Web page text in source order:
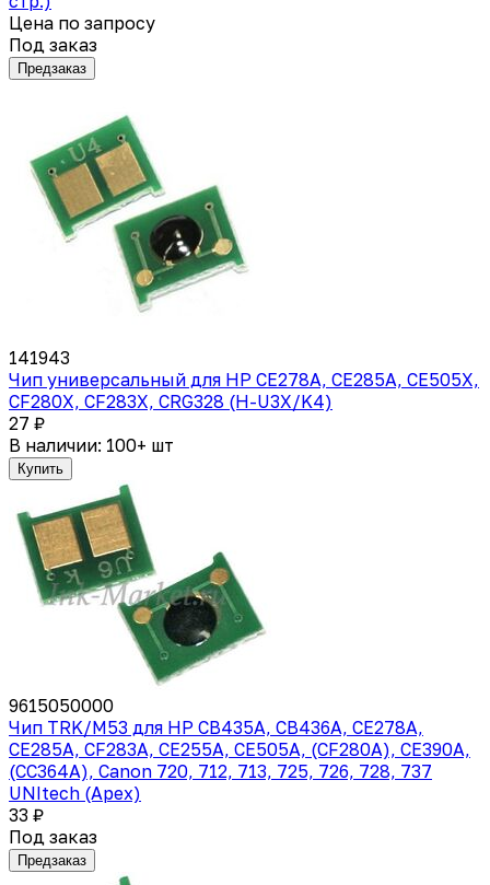
Цена по запросу
Под заказ
Предзаказ
141943
Чип универсальный для HP CE278A, CE285A, CE505X,
CF280X, CF283X, CRG328 (H-U3X/K4)
27 ₽
В наличии: 100+ шт
Купить
9615050000
Чип TRK/M53 для HP CB435A, CB436A, CE278A,
CE285A, CF283A, CE255A, CE505A, (CF280A), CE390A,
(CC364A), Canon 720, 712, 713, 725, 726, 728, 737
UNItech (Apex)
33 ₽
Под заказ
Предзаказ